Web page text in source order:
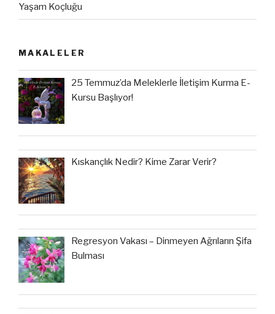
Yaşam Koçluğu
MAKALELER
25 Temmuz’da Meleklerle İletişim Kurma E-
Kursu Başlıyor!
Kıskançlık Nedir? Kime Zarar Verir?
Regresyon Vakası – Dinmeyen Ağrıların Şifa
Bulması